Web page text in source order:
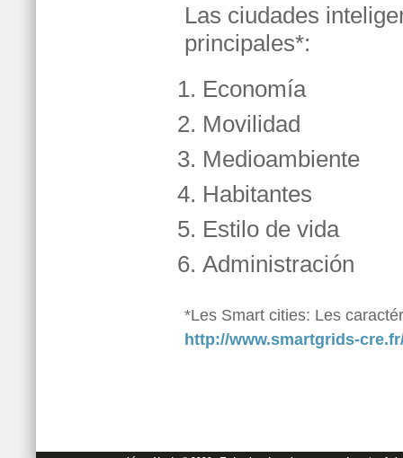
Las ciudades
principales*:
Economía
Movilidad
Medioambiente
Habitantes
Estilo de vida
Administración
*Les Smart cities: Les
http://www.smartgrids-